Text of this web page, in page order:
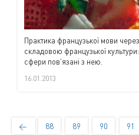
Практика французької мови
складовою французької культури:
сфери пов’язані з нею.
16.01.2013
← 88 89 90 91